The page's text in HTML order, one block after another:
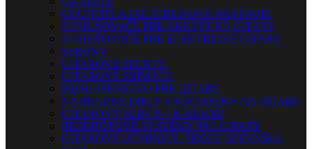
COUNTRY A INÉ STRUNOVÉ NÁSTROJE
ZOSILŇOVAČE PRE AKUSTICKÉ GITARY
ZOSILŇOVAČE PRE ELEKTRICKÉ GITARY
STRUNY
GITAROVÉ EFEKTY
GITAROVÉ SNÍMAČE
PRÍSLUŠENSTVO PRE GITARY
NÁHRADNÉ DIELY A SÚČIASTKY NA GITARY
GITAROVÝ SERVIS – NÁRADIE
BEZDRÔTOVÉ SYSTÉMY PRE GITARY
GITAROVÉ UČEBNICE, ŠKOLY, SPEVNÍKY,